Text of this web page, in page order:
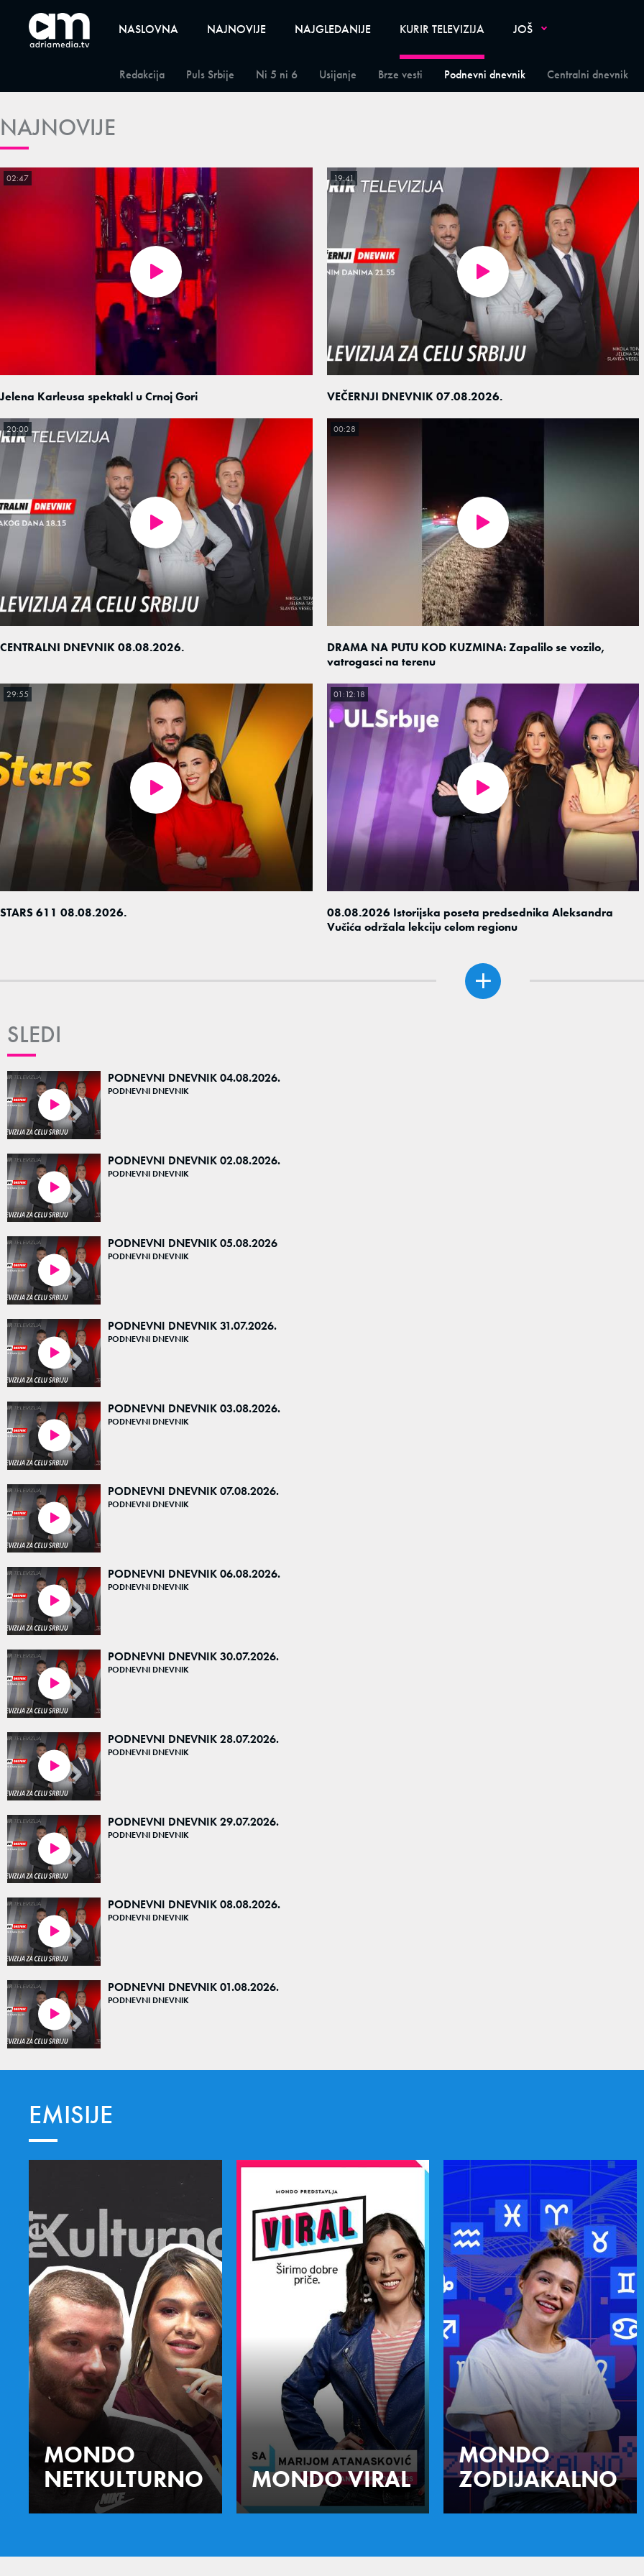
NASLOVNA NAJNOVIJE NAJGLEDANIJE KURIR TELEVIZIJA
Redakcija Puls Srbije Ni 5 ni 6 Usijanje Brze vesti Podnevni dnevnik Centralni dnevnik
JOŠ
NAJNOVIJE
Jelena Karleusa spektakl u Crnoj Gori
02:47
VEČERNJI DNEVNIK 07.08.2026.
19:41
CENTRALNI DNEVNIK 08.08.2026.
20:00
DRAMA NA PUTU KOD KUZMINA: Zapalilo se vozilo,
vatrogasci na terenu
00:28
STARS 611 08.08.2026.
29:55
08.08.2026 Istorijska poseta predsednika Aleksandra
Vučića održala lekciju celom regionu
01:12:18
SLEDI
PODNEVNI DNEVNIK 04.08.2026.
PODNEVNI DNEVNIK
PODNEVNI DNEVNIK 02.08.2026.
PODNEVNI DNEVNIK
PODNEVNI DNEVNIK 05.08.2026
PODNEVNI DNEVNIK
PODNEVNI DNEVNIK 31.07.2026.
PODNEVNI DNEVNIK
PODNEVNI DNEVNIK 03.08.2026.
PODNEVNI DNEVNIK
PODNEVNI DNEVNIK 07.08.2026.
PODNEVNI DNEVNIK
PODNEVNI DNEVNIK 06.08.2026.
PODNEVNI DNEVNIK
PODNEVNI DNEVNIK 30.07.2026.
PODNEVNI DNEVNIK
PODNEVNI DNEVNIK 28.07.2026.
PODNEVNI DNEVNIK
PODNEVNI DNEVNIK 29.07.2026.
PODNEVNI DNEVNIK
PODNEVNI DNEVNIK 08.08.2026.
PODNEVNI DNEVNIK
PODNEVNI DNEVNIK 01.08.2026.
PODNEVNI DNEVNIK
EMISIJE
MONDO
NETKULTURNO
MONDO VIRAL
MONDO
ZODIJAKALNO